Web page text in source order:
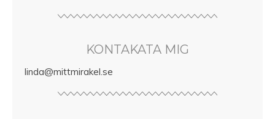
KONTAKATA MIG
linda@mittmirakel.se